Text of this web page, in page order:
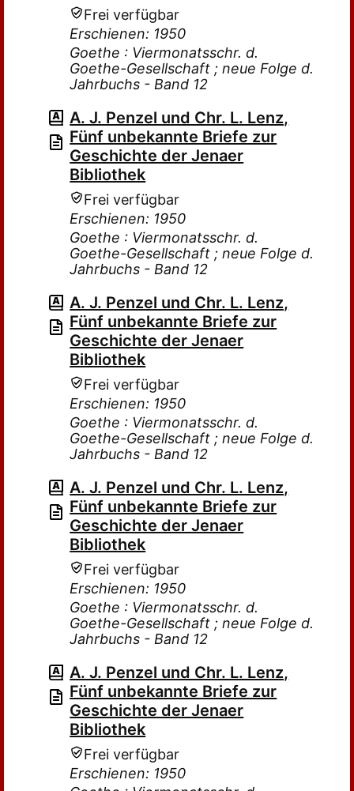
Frei verfügbar
Erschienen: 1950
Goethe : Viermonatsschr. d.
Goethe-Gesellschaft ; neue Folge d.
Jahrbuchs - Band 12
A. J. Penzel und Chr. L. Lenz,
Fünf unbekannte Briefe zur
Geschichte der Jenaer
Bibliothek
Frei verfügbar
Erschienen: 1950
Goethe : Viermonatsschr. d.
Goethe-Gesellschaft ; neue Folge d.
Jahrbuchs - Band 12
A. J. Penzel und Chr. L. Lenz,
Fünf unbekannte Briefe zur
Geschichte der Jenaer
Bibliothek
Frei verfügbar
Erschienen: 1950
Goethe : Viermonatsschr. d.
Goethe-Gesellschaft ; neue Folge d.
Jahrbuchs - Band 12
A. J. Penzel und Chr. L. Lenz,
Fünf unbekannte Briefe zur
Geschichte der Jenaer
Bibliothek
Frei verfügbar
Erschienen: 1950
Goethe : Viermonatsschr. d.
Goethe-Gesellschaft ; neue Folge d.
Jahrbuchs - Band 12
A. J. Penzel und Chr. L. Lenz,
Fünf unbekannte Briefe zur
Geschichte der Jenaer
Bibliothek
Frei verfügbar
Erschienen: 1950